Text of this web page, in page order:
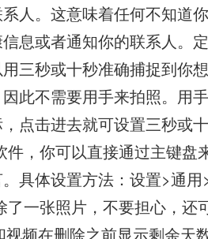
人。这意味着任何不知道
息或者通知你的联系人。
三秒或十秒准确捕捉到你
此不需要用手来拍照。用
点击进去就可设置三秒或
，你可以直接通过主键盘
具体设置方法：设置>通用
一张照片，不要担心，还
频在删除之前显示剩余天